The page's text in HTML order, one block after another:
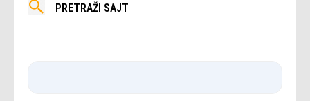
PRETRAŽI SAJT